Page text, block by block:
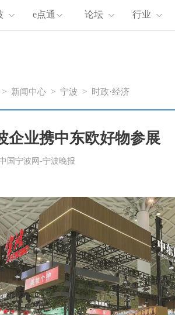
e点通 论坛 行业
> 新闻中心 > 宁波 > 时政·经济
企业携中东欧好物参展
中国宁波网-宁波晚报